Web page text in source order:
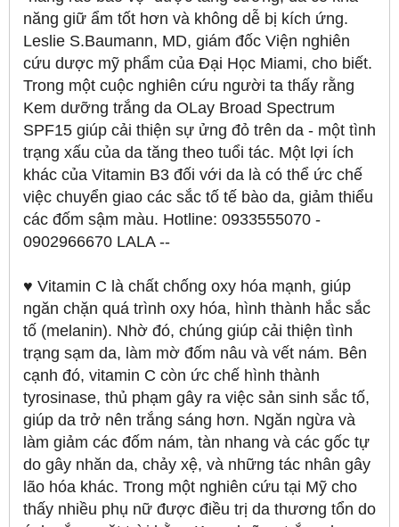
năng giữ ẩm tốt hơn và không dễ bị kích ứng.
Leslie S.Baumann, MD, giám đốc Viện nghiên
cứu dược mỹ phẩm của Đại Học Miami, cho biết.
Trong một cuộc nghiên cứu người ta thấy rằng
Kem dưỡng trắng da OLay Broad Spectrum
SPF15 giúp cải thiện sự ửng đỏ trên da - một tình
trạng xấu của da tăng theo tuổi tác. Một lợi ích
khác của Vitamin B3 đối với da là có thể ức chế
việc chuyển giao các sắc tố tế bào da, giảm thiểu
các đốm sậm màu. Hotline: 0933555070 -
0902966670 LALA --
♥ Vitamin C là chất chống oxy hóa mạnh, giúp
ngăn chặn quá trình oxy hóa, hình thành hắc sắc
tố (melanin). Nhờ đó, chúng giúp cải thiện tình
trạng sạm da, làm mờ đốm nâu và vết nám. Bên
cạnh đó, vitamin C còn ức chế hình thành
tyrosinase, thủ phạm gây ra việc sản sinh sắc tố,
giúp da trở nên trắng sáng hơn. Ngăn ngừa và
làm giảm các đốm nám, tàn nhang và các gốc tự
do gây nhăn da, chảy xệ, và những tác nhân gây
lão hóa khác. Trong một nghiên cứu tại Mỹ cho
thấy nhiều phụ nữ được điều trị da thương tổn do